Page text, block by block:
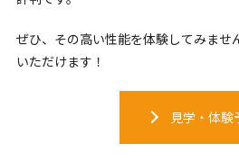
ぜひ、その高い性能を体験してみませ
いただけます！
見学・体験